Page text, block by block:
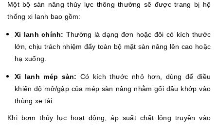
Một bộ sàn nâng thủy lực thông thường sẽ được trang bị hệ
thống xi lanh bao gồm:
Xi lanh chính: Thường là dạng đơn hoặc đôi có kích thước
lớn, chịu trách nhiệm đẩy toàn bộ mặt sàn nâng lên cao hoặc
hạ xuống.
Xi lanh mép sàn: Có kích thước nhỏ hơn, dùng để điều
khiển độ mở/gập của mép sàn nâng nhằm gối đầu khớp vào
thùng xe tải.
Khi bơm thủy lực hoạt động, áp suất chất lỏng truyền vào